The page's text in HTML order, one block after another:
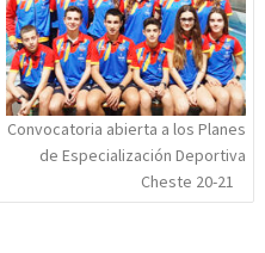
Convocatoria abierta a los Planes
de Especialización Deportiva
Cheste 20-21